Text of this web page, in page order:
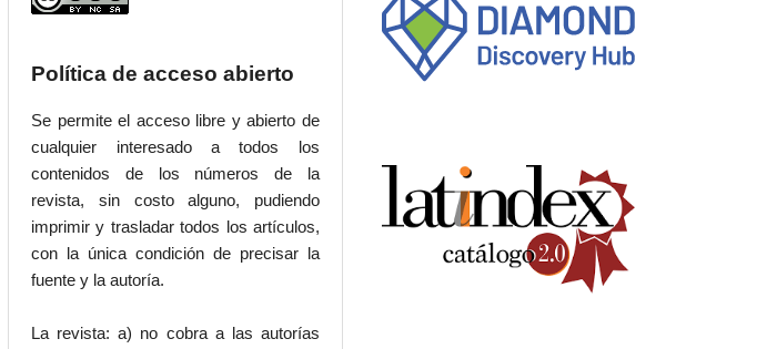
Política de acceso abierto
Se permite el acceso libre y abierto de
cualquier interesado a todos los
contenidos de los números de la
revista, sin costo alguno, pudiendo
imprimir y trasladar todos los artículos,
con la única condición de precisar la
fuente y la autoría.
La revista: a) no cobra a las autorías